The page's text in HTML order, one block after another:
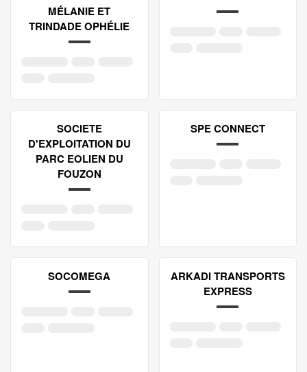
MÉLANIE ET
TRINDADE OPHÉLIE
SOCIETE
D'EXPLOITATION DU
PARC EOLIEN DU
FOUZON
SPE CONNECT
SOCOMEGA
ARKADI TRANSPORTS
EXPRESS